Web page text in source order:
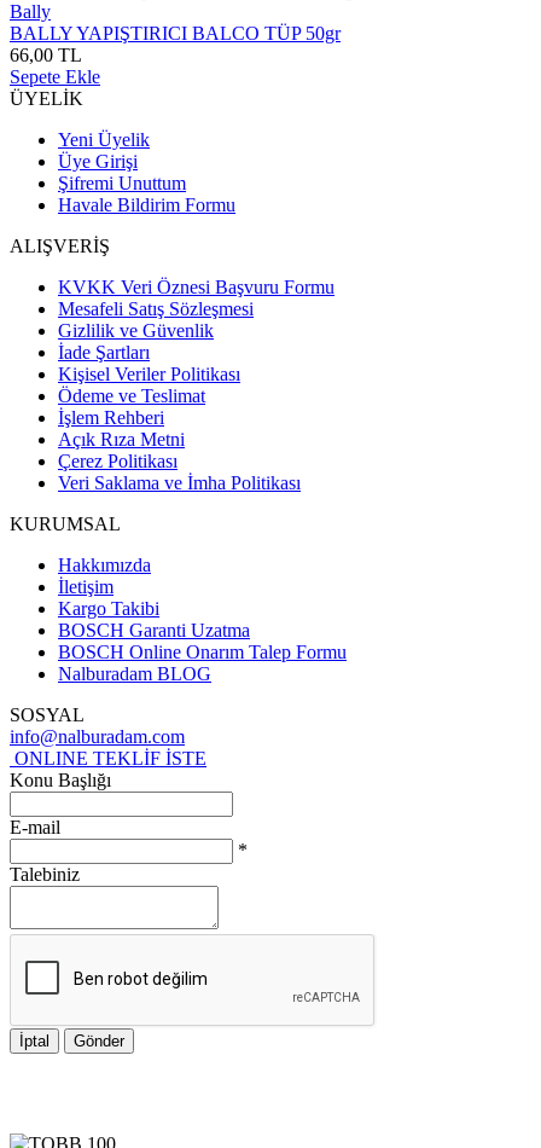
Bally
BALLY YAPIŞTIRICI BALCO TÜP 50gr
66,00 TL
Sepete Ekle
ÜYELİK
Yeni Üyelik
Üye Girişi
Şifremi Unuttum
Havale Bildirim Formu
ALIŞVERİŞ
KVKK Veri Öznesi Başvuru Formu
Mesafeli Satış Sözleşmesi
Gizlilik ve Güvenlik
İade Şartları
Kişisel Veriler Politikası
Ödeme ve Teslimat
İşlem Rehberi
Açık Rıza Metni
Çerez Politikası
Veri Saklama ve İmha Politikası
KURUMSAL
Hakkımızda
İletişim
Kargo Takibi
BOSCH Garanti Uzatma
BOSCH Online Onarım Talep Formu
Nalburadam BLOG
SOSYAL
info@nalburadam.com
ONLINE TEKLİF İSTE
Konu Başlığı
E-mail
*
Talebiniz
İptal Gönder